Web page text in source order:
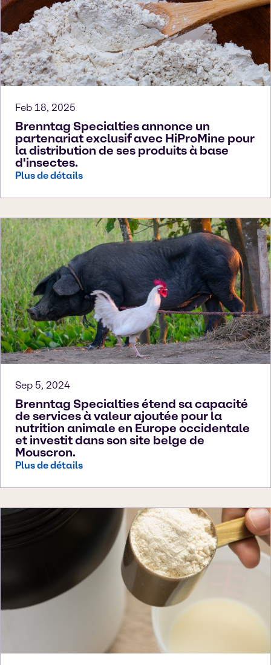
Feb 18, 2025
Brenntag Specialties annonce un
partenariat exclusif avec HiProMine pour
la distribution de ses produits à base
d'insectes.
Plus de détails
Sep 5, 2024
Brenntag Specialties étend sa capacité
de services à valeur ajoutée pour la
nutrition animale en Europe occidentale
et investit dans son site belge de
Mouscron.
Plus de détails